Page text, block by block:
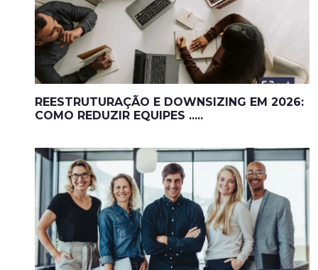
REESTRUTURAÇÃO E DOWNSIZING EM 2026:
COMO REDUZIR EQUIPES .....